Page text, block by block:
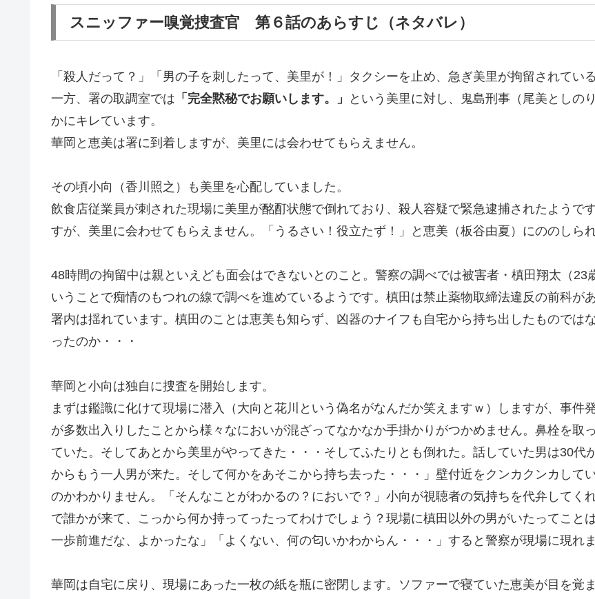
スニッファー嗅覚捜査官 第６話のあらすじ（ネタバレ）
「殺人だって？」「男の子を刺したって、美里が！」タクシーを止め、急ぎ美里が拘留されてい
一方、署の取調室では 「完全黙秘でお願いします。」
という美里に対し、鬼島刑事（尾美としの
かにキレています。
華岡と恵美は署に到着しますが、美里には会わせてもらえません。
その頃小向（香川照之）も美里を心配していました。
飲食店従業員が刺された現場に美里が酩酊状態で倒れており、殺人容疑で緊急逮捕されたようで
すが、美里に会わせてもらえません。「うるさい！役立たず！」と恵美（板谷由夏）にののしら
48時間の拘留中は親といえども面会はできないとのこと。警察の調べでは被害者・槙田翔太（23
いうことで痴情のもつれの線で調べを進めているようです。槙田は禁止薬物取締法違反の前科が
署内は揺れています。槙田のことは恵美も知らず、凶器のナイフも自宅から持ち出したものでは
ったのか・・・
華岡と小向は独自に捜査を開始します。
まずは鑑識に化けて現場に潜入（大向と花川という偽名がなんだか笑えますｗ）しますが、事件
が多数出入りしたことから様々なにおいが混ざってなかなか手掛かりがつかめません。鼻栓を取
ていた。そしてあとから美里がやってきた・・・そしてふたりとも倒れた。話していた男は30代
からもう一人男が来た。そして何かをあそこから持ち去った・・・」壁付近をクンカクンカして
のかわかりません。「そんなことがわかるの？においで？」小向が視聴者の気持ちを代弁してく
で誰かが来て、こっから何か持ってったってわけでしょう？現場に槙田以外の男がいたってこと
一歩前進だな、よかったな」「よくない、何の匂いかわからん・・・」すると警察が現場に現れ
華岡は自宅に戻り、現場にあった一枚の紙を瓶に密閉します。ソファーで寝ていた恵美が目を覚